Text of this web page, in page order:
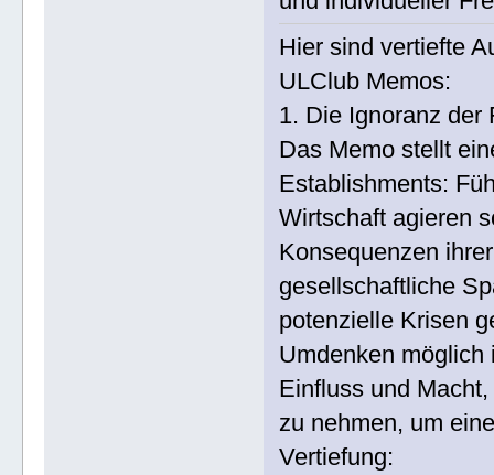
Hier sind vertiefte
ULClub Memos:
1. Die Ignoranz der
Das Memo stellt
Establishments:
Wirtschaft agieren
Konsequenzen
gesellschaftliche
potenzielle Krisen
Umdenken möglich
Einfluss und
zu nehmen, um
Vertiefung: